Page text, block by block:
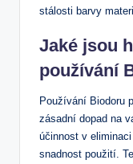
stálosti barvy
Jaké jsou
používání
Používání Biodoru
zásadní dopad na
účinnost v
snadnost použití.